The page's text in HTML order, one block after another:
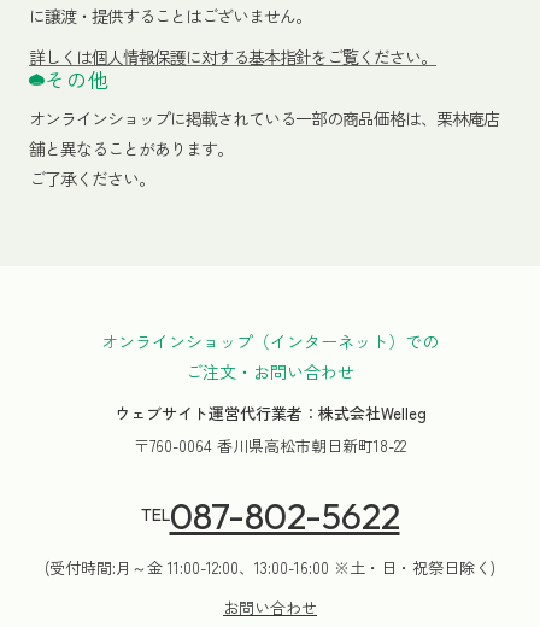
に譲渡・提供することはございません。
詳しくは個人情報保護に対する基本指針をご覧ください。
その他
オンラインショップに掲載されている一部の商品価格は、栗林庵店
舗と異なることがあります。
ご了承ください。
オンラインショップ（インターネット）での
ご注文・お問い合わせ
ウェブサイト運営代行業者：株式会社Welleg
〒760-0064 香川県高松市朝日新町18-22
TEL087-802-5622
(受付時間:月～金 11:00-12:00、13:00-16:00 ※土・日・祝祭日除く)
お問い合わせ